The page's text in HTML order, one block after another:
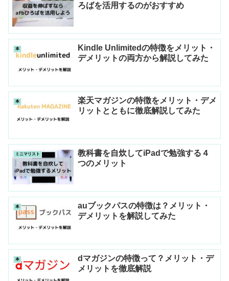
ろばを活用するのがおすすめ
本
Kindle Unlimitedの特徴をメリット・
デメリットの両方から解説してみた
本
楽天マガジンの特徴をメリット・デメ
リットとともに徹底解説してみた
ミニマリスト
教科書を自炊してiPadで勉強する４
つのメリット
本
auブックパスの特徴は？メリット・
デメリットを解説してみた
本
dマガジンの特徴って？メリット・デ
メリットを徹底解説